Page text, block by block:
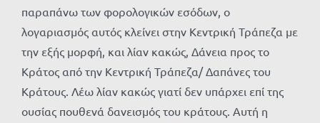
παραπάνω των φορολογικών εσόδων, ο
λογαριασμός αυτός κλείνει στην Κεντρική Τράπεζα με
την εξής μορφή, και λίαν κακώς, Δάνεια προς το
Κράτος από την Κεντρική Τράπεζα/ Δαπάνες του
Κράτους. Λέω λίαν κακώς γιατί δεν υπάρχει επί της
ουσίας πουθενά δανεισμός του κράτους. Αυτή η